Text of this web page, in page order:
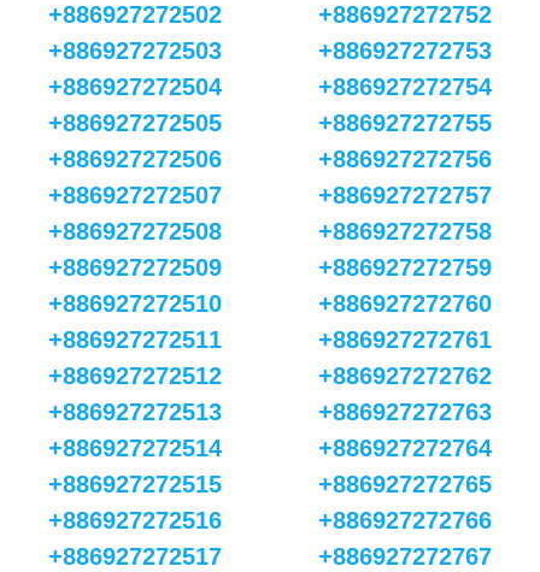
+886927272502
+886927272503
+886927272504
+886927272505
+886927272506
+886927272507
+886927272508
+886927272509
+886927272510
+886927272511
+886927272512
+886927272513
+886927272514
+886927272515
+886927272516
+886927272517
+886927272752
+886927272753
+886927272754
+886927272755
+886927272756
+886927272757
+886927272758
+886927272759
+886927272760
+886927272761
+886927272762
+886927272763
+886927272764
+886927272765
+886927272766
+886927272767